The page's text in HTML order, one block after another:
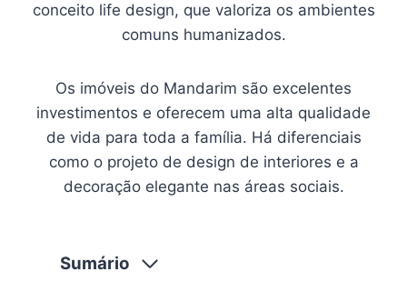
conceito life design, que valoriza os ambientes
comuns humanizados.
Os imóveis do Mandarim são excelentes
investimentos e oferecem uma alta qualidade
de vida para toda a família. Há diferenciais
como o projeto de design de interiores e a
decoração elegante nas áreas sociais.
Sumário